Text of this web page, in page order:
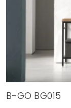
B-GO BG015